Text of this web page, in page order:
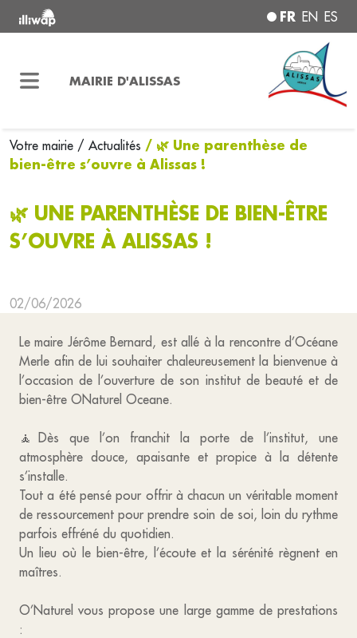
FR EN ES
MAIRIE D'ALISSAS
Votre mairie / Actualités / 🌿 Une parenthèse de
bien-être s’ouvre à Alissas !
🌿 UNE PARENTHÈSE DE BIEN-ÊTRE
S’OUVRE À ALISSAS !
02/06/2026
Le maire Jérôme Bernard, est allé à la rencontre d’Océane
Merle afin de lui souhaiter chaleureusement la bienvenue à
l’occasion de l’ouverture de son institut de beauté et de
bien-être ONaturel Oceane.
🧘Dès que l’on franchit la porte de l’institut, une
atmosphère douce, apaisante et propice à la détente
s’installe.
Tout a été pensé pour offrir à chacun un véritable moment
de ressourcement pour prendre soin de soi, loin du rythme
parfois effréné du quotidien.
Un lieu où le bien-être, l’écoute et la sérénité règnent en
maîtres.
O’Naturel vous propose une large gamme de prestations
: